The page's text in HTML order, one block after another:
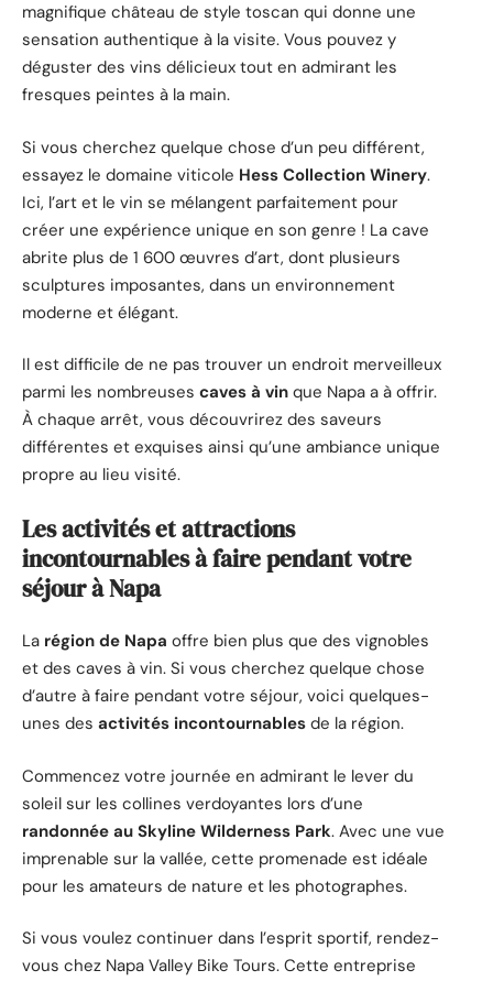
magnifique château de style toscan qui donne une
sensation authentique à la visite. Vous pouvez y
déguster des vins délicieux tout en admirant les
fresques peintes à la main.
Si vous cherchez quelque chose d’un peu différent,
essayez le domaine viticole Hess Collection Winery.
Ici, l’art et le vin se mélangent parfaitement pour
créer une expérience unique en son genre ! La cave
abrite plus de 1 600 œuvres d’art, dont plusieurs
sculptures imposantes, dans un environnement
moderne et élégant.
Il est difficile de ne pas trouver un endroit merveilleux
parmi les nombreuses caves à vin que Napa a à offrir.
À chaque arrêt, vous découvrirez des saveurs
différentes et exquises ainsi qu’une ambiance unique
propre au lieu visité.
Les activités et attractions
incontournables à faire pendant votre
séjour à Napa
La région de Napa offre bien plus que des vignobles
et des caves à vin. Si vous cherchez quelque chose
d’autre à faire pendant votre séjour, voici quelques-
unes des activités incontournables de la région.
Commencez votre journée en admirant le lever du
soleil sur les collines verdoyantes lors d’une
randonnée au Skyline Wilderness Park. Avec une vue
imprenable sur la vallée, cette promenade est idéale
pour les amateurs de nature et les photographes.
Si vous voulez continuer dans l’esprit sportif, rendez-
vous chez Napa Valley Bike Tours. Cette entreprise